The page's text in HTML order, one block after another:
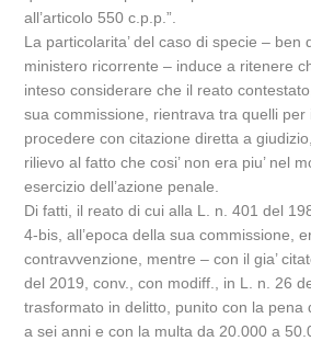
all’articolo 550 c.p.p.”.
La particolarita’ del caso di specie – ben
ministero ricorrente – induce a ritenere
inteso considerare che il reato
sua commissione, rientrava tra quelli per
procedere con citazione diretta a
rilievo al fatto che cosi’ non era piu’ nel
esercizio dell’azione penale.
Di fatti, il reato di cui alla L. n. 401 del
4-bis, all’epoca della sua commissione,
contravvenzione, mentre – con il gia’
del 2019, conv., con modiff., in L. n. 26
trasformato in delitto, punito con la pena
a sei anni e con la multa da 20.000 a